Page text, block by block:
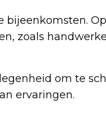
bijeenkomsten.
zoals
om te
ervaringen.